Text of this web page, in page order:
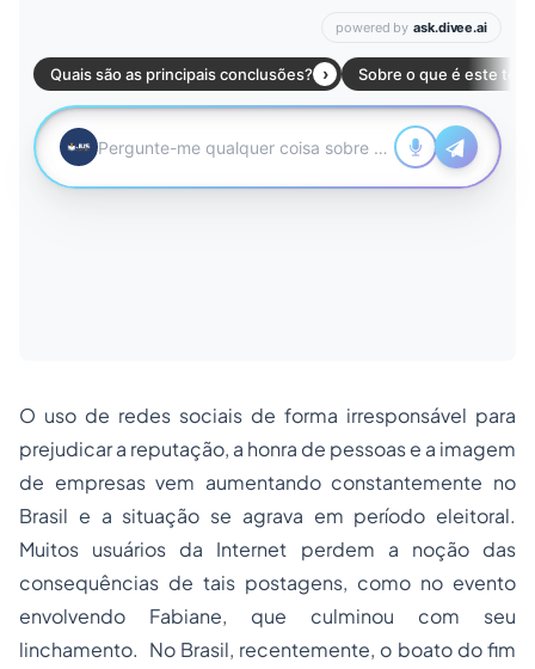
O uso de redes sociais de forma irresponsável para
prejudicar a reputação, a honra de pessoas e a imagem
de empresas vem aumentando constantemente no
Brasil e a situação se agrava em período eleitoral.
Muitos usuários da Internet perdem a noção das
consequências de tais postagens, como no evento
envolvendo Fabiane, que culminou com seu
linchamento. No Brasil, recentemente, o boato do fim